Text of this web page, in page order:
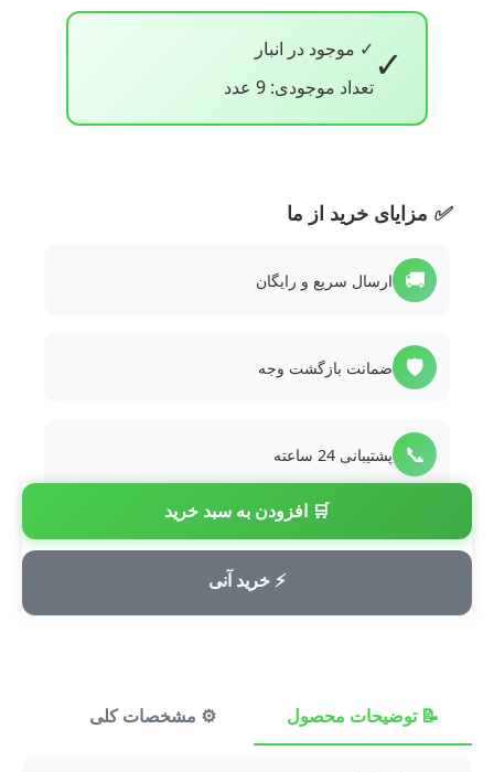
✓ ✓ موجود در انبار
تعداد موجودی: 9 عدد
🛒 افزودن به سبد خرید
⚡ خرید آنی
✅ مزایای خرید از ما
🚚 ارسال سریع و رایگان
🛡️ ضمانت بازگشت وجه
📞 پشتیبانی 24 ساعته
💳 پرداخت امن
📝 توضیحات محصول ⚙️ مشخصات کلی